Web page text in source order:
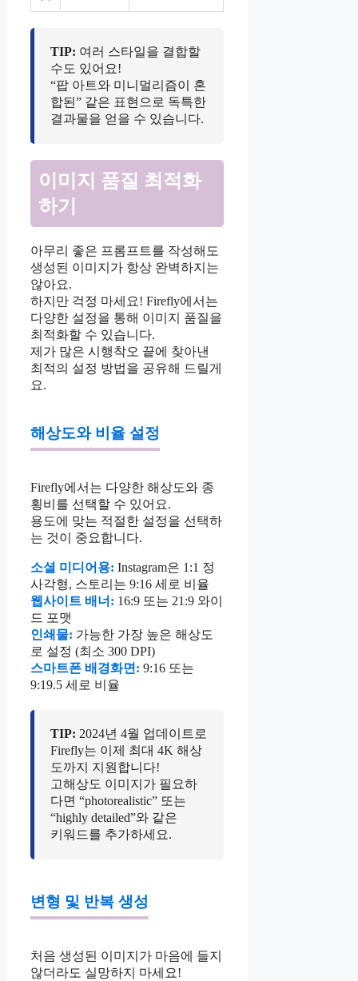
TIP: 여러 스타일을 결합할
수도 있어요!
“팝 아트와 미니멀리즘이 혼
합된” 같은 표현으로 독특한
결과물을 얻을 수 있습니다.
이미지 품질 최적화
하기
아무리 좋은 프롬프트를 작성해도
생성된 이미지가 항상 완벽하지는
않아요.
하지만 걱정 마세요! Firefly에서는
다양한 설정을 통해 이미지 품질을
최적화할 수 있습니다.
제가 많은 시행착오 끝에 찾아낸
최적의 설정 방법을 공유해 드릴게
요.
해상도와 비율 설정
Firefly에서는 다양한 해상도와 종
횡비를 선택할 수 있어요.
용도에 맞는 적절한 설정을 선택하
는 것이 중요합니다.
소셜 미디어용: Instagram은 1:1 정
사각형, 스토리는 9:16 세로 비율
웹사이트 배너: 16:9 또는 21:9 와이
드 포맷
인쇄물: 가능한 가장 높은 해상도
로 설정 (최소 300 DPI)
스마트폰 배경화면: 9:16 또는
9:19.5 세로 비율
TIP: 2024년 4월 업데이트로
Firefly는 이제 최대 4K 해상
도까지 지원합니다!
고해상도 이미지가 필요하
다면 “photorealistic” 또는
“highly detailed”와 같은
키워드를 추가하세요.
변형 및 반복 생성
처음 생성된 이미지가 마음에 들지
않더라도 실망하지 마세요!